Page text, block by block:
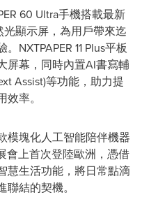
60 Ultra手機搭載最新
光顯示屏，為用戶帶來迄
NXTPAPER 11 Plus平板
屏幕，同時內置AI書寫輔
Assist)等功能，助力提
率。
模塊化人工智能陪伴機器
會上首次登陸歐洲，憑借
慧生活功能，將日常點滴
結的契機。